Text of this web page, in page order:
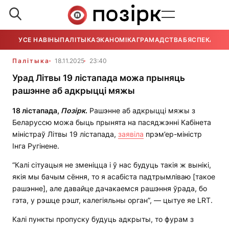
УСЕ НАВІНЫПАЛІТЫКАЭКАНОМІКАГРАМАДСТВАБЯСПЕКА
Палітыка 18.11.2025 23:40
Урад Літвы 19 лістапада можа прыняць
рашэнне аб адкрыцці мяжы
18 лістапада, Позірк. Рашэнне аб адкрыцці мяжы з
Беларуссю можа быць прынята на пасяджэнні Кабінета
міністраў Літвы 19 лістапада, заявіла прэм’ер-міністр
Інга Ругінене.
“Калі сітуацыя не зменіцца і ў нас будуць такія ж вынікі,
якія мы бачым сёння, то я асабіста падтрымліваю [такое
рашэнне], але давайце дачакаемся рашэння ўрада, бо
гэта, у рэшце рэшт, калегіяльны орган”, — цытуе яе LRT.
Калі пункты пропуску будуць адкрыты, то фурам з